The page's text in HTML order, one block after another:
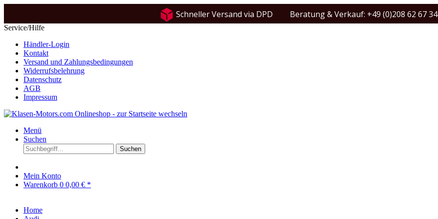
Schneller Versand via DPD Beratung & Verkauf: +49 (0)208 62 67
Service/Hilfe
Händler-Login
Kontakt
Versand und Zahlungsbedingungen
Widerrufsbelehrung
Datenschutz
AGB
Impressum
Menü
Suchen
Suchen
Mein Konto
Warenkorb 0 0,00 € *
Home